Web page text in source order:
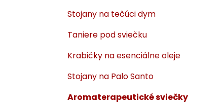
Stojany na tečúci dym
Taniere pod sviečku
Krabičky na esenciálne oleje
Stojany na Palo Santo
Aromaterapeutické sviečky